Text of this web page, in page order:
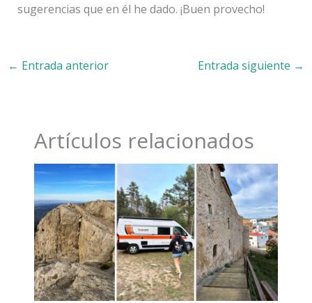
sugerencias que en él he dado. ¡Buen provecho!
← Entrada anterior Entrada siguiente →
Artículos relacionados